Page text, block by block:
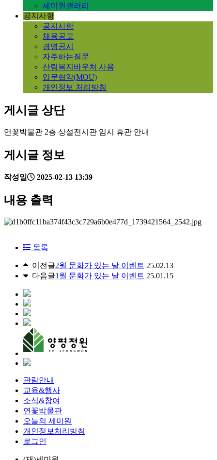
세미원갤러리
공지사항
공지사항
채용공고
경영공시
자주하는질문
산림복지바우처 사용
업무협약(MOU)
개인정보 처리방침
게시글 상단
연꽃박물관 2층 상설전시관 임시 휴관 안내
게시글 정보
작성일 2025-02-13 13:39
내용 출력
목록
이전글2월 문화가 있는 날 이벤트 25.02.13
다음글1월 문화가 있는 날 이벤트 25.01.15
관람안내
교육&행사
소식&참여
연꽃박물관
오늘의 세미원
개인정보처리방침
로그인